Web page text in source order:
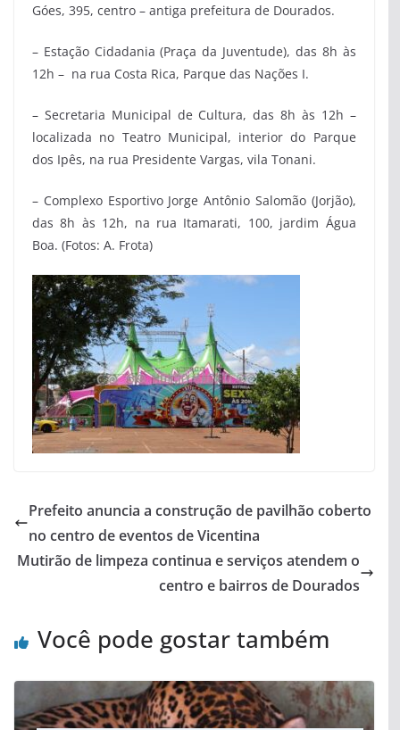
Góes, 395, centro – antiga prefeitura de Dourados.
– Estação Cidadania (Praça da Juventude), das 8h às
12h – na rua Costa Rica, Parque das Nações I.
– Secretaria Municipal de Cultura, das 8h às 12h –
localizada no Teatro Municipal, interior do Parque
dos Ipês, na rua Presidente Vargas, vila Tonani.
– Complexo Esportivo Jorge Antônio Salomão (Jorjão),
das 8h às 12h, na rua Itamarati, 100, jardim Água
Boa. (Fotos: A. Frota)
Prefeito anuncia a construção de pavilhão coberto
no centro de eventos de Vicentina
Mutirão de limpeza continua e serviços atendem o
centro e bairros de Dourados
Você pode gostar também